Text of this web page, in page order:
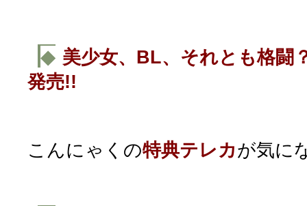
◆ 美少女、BL、それとも格
発売!!
こんにゃくの特典テレカが気に